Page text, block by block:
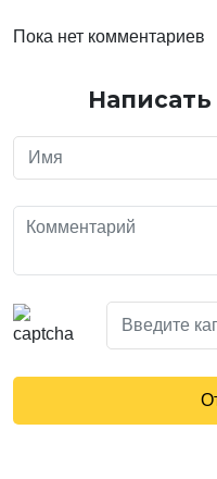
Пока нет комментариев